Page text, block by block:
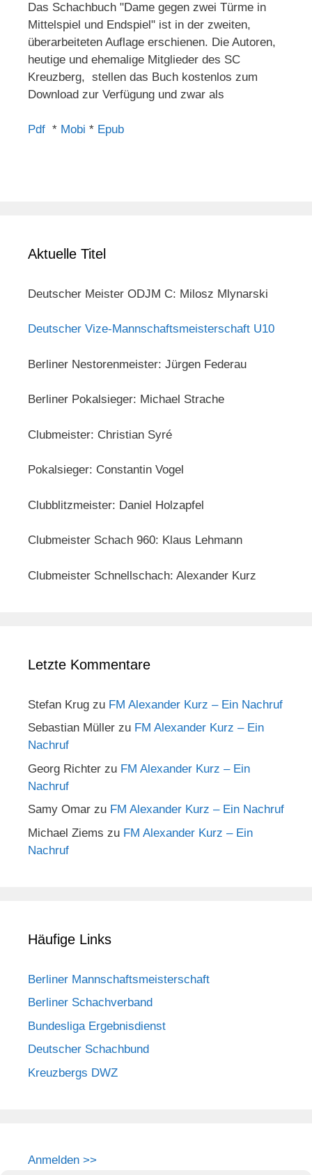
Das Schachbuch "Dame gegen zwei Türme in
Mittelspiel und Endspiel" ist in der zweiten,
überarbeiteten Auflage erschienen. Die Autoren,
heutige und ehemalige Mitglieder des SC
Kreuzberg, stellen das Buch kostenlos zum
Download zur Verfügung und zwar als
Pdf * Mobi * Epub
Aktuelle Titel
Deutscher Meister ODJM C: Milosz Mlynarski
Deutscher Vize-Mannschaftsmeisterschaft U10
Berliner Nestorenmeister: Jürgen Federau
Berliner Pokalsieger: Michael Strache
Clubmeister: Christian Syré
Pokalsieger: Constantin Vogel
Clubblitzmeister: Daniel Holzapfel
Clubmeister Schach 960: Klaus Lehmann
Clubmeister Schnellschach: Alexander Kurz
Letzte Kommentare
Stefan Krug zu FM Alexander Kurz – Ein Nachruf
Sebastian Müller zu FM Alexander Kurz – Ein
Nachruf
Georg Richter zu FM Alexander Kurz – Ein
Nachruf
Samy Omar zu FM Alexander Kurz – Ein Nachruf
Michael Ziems zu FM Alexander Kurz – Ein
Nachruf
Häufige Links
Berliner Mannschaftsmeisterschaft
Berliner Schachverband
Bundesliga Ergebnisdienst
Deutscher Schachbund
Kreuzbergs DWZ
Anmelden >>